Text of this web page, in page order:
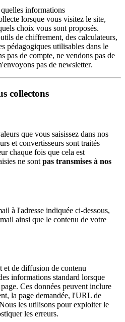
informations
lorsque vous visitez le site,
choix vous sont proposés.
de chiffrement, des calculateurs,
pédagogiques utilisables dans le
pas de compte, ne vendons pas de
pas de newsletter.
collectons
que vous saisissez dans nos
et convertisseurs sont traités
chaque fois que cela est
ne sont pas transmises à nos
à l'adresse indiquée ci-dessous,
ainsi que le contenu de votre
et de diffusion de contenu
informations standard lorsque
Ces données peuvent inclure
la page demandée, l'URL de
les utilisons pour exploiter le
les erreurs.